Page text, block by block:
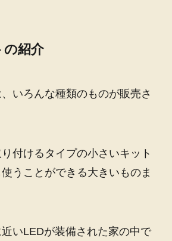
の紹介
いろんな種類のものが販売さ
付けるタイプの小さいキット
うことができる大きいものま
いLEDが装備された家の中で